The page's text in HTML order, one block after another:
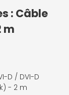
: Câble
m
D / DVI-D
- 2 m